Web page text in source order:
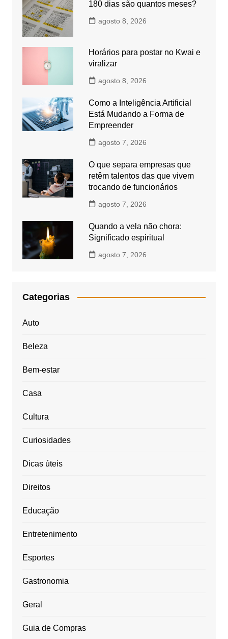
180 dias são quantos meses?
agosto 8, 2026
Horários para postar no Kwai e
viralizar
agosto 8, 2026
Como a Inteligência Artificial
Está Mudando a Forma de
Empreender
agosto 7, 2026
O que separa empresas que
retêm talentos das que vivem
trocando de funcionários
agosto 7, 2026
Quando a vela não chora:
Significado espiritual
agosto 7, 2026
Categorias
Auto
Beleza
Bem-estar
Casa
Cultura
Curiosidades
Dicas úteis
Direitos
Educação
Entretenimento
Esportes
Gastronomia
Geral
Guia de Compras